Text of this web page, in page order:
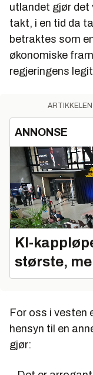
utlandet gjør det
takt, i en tid da
betraktes som
økonomiske
regjeringens
ANNONSE
største,
For oss i vesten
hensyn til en
gjør: